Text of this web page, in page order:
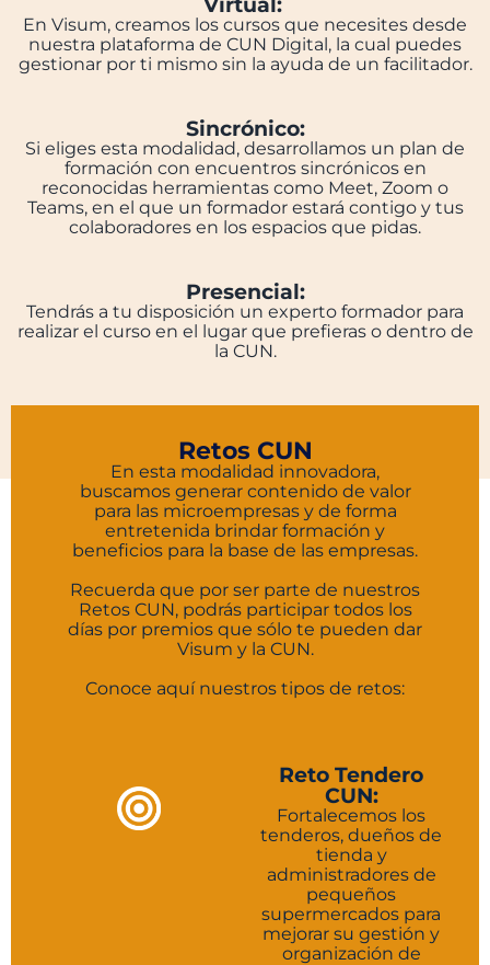
En Visum, creamos los cursos que necesites desde
nuestra plataforma de CUN Digital, la cual puedes
gestionar por ti mismo sin la ayuda de un facilitador.
Sincrónico:
Si eliges esta modalidad, desarrollamos un plan de
formación con encuentros sincrónicos en
reconocidas herramientas como Meet, Zoom o
Teams, en el que un formador estará contigo y tus
colaboradores en los espacios que pidas.
Presencial:
Tendrás a tu disposición un experto formador para
realizar el curso en el lugar que prefieras o dentro de
la CUN.
Retos CUN
En esta modalidad innovadora,
buscamos generar contenido de valor
para las microempresas y de forma
entretenida brindar formación y
beneficios para la base de las empresas.
Recuerda que por ser parte de nuestros
Retos CUN, podrás participar todos los
días por premios que sólo te pueden dar
Visum y la CUN.
Conoce aquí nuestros tipos de retos:
Reto Tendero
CUN:
Fortalecemos los
tenderos, dueños de
tienda y
administradores de
pequeños
supermercados para
mejorar su gestión y
organización de